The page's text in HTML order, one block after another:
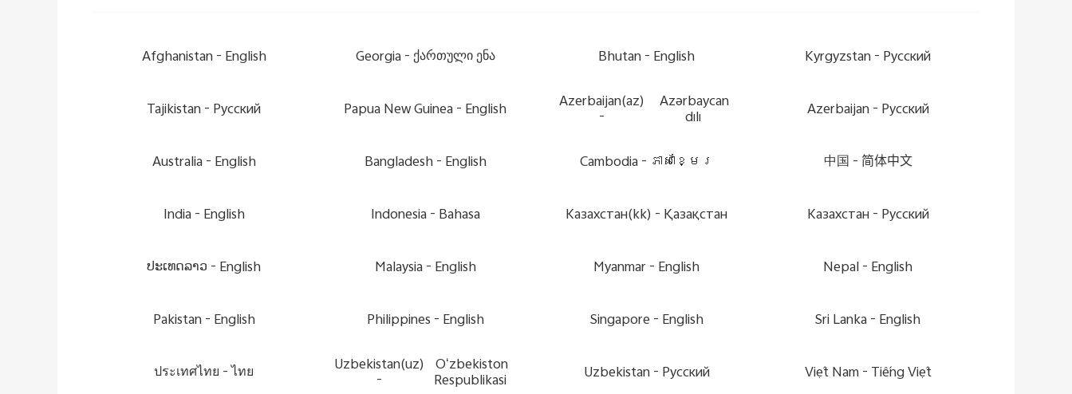
Afghanistan - English Georgia -ქართული ენა Bhutan - English Kyrgyzstan - Pусский
Tajikistan - Pусский Papua New Guinea - English Azerbaijan(az)
-
Azərbaycan
dili Azerbaijan - Pусский
Australia - English Bangladesh - English Cambodia - ភាសាខ្មែរ 中国 - 简体中文
India - English Indonesia - Bahasa Казахстан(kk) - Қазақстан Казахстан - Pусский
ປະເທດລາວ - English Malaysia - English Myanmar - English Nepal - English
Pakistan - English Philippines - English Singapore - English Sri Lanka - English
ประเทศไทย -ไทย Uzbekistan(uz)
-
Oʻzbekiston
Respublikasi Uzbekistan - Pусский Việt Nam - Tiếng Việt